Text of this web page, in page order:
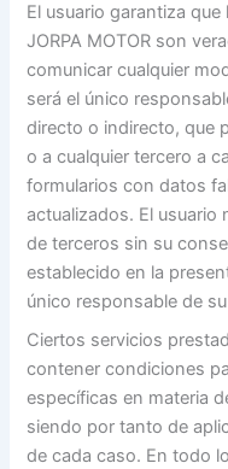
El usuario garantiza
JORPA MOTOR son
comunicar cualquier
será el único
directo o indirecto, que
o a cualquier tercero a
formularios con datos
actualizados. El usuario
de terceros sin su
establecido en la
único responsable de
Ciertos servicios
contener condiciones
específicas en materia
siendo por tanto de
de cada caso. En todo